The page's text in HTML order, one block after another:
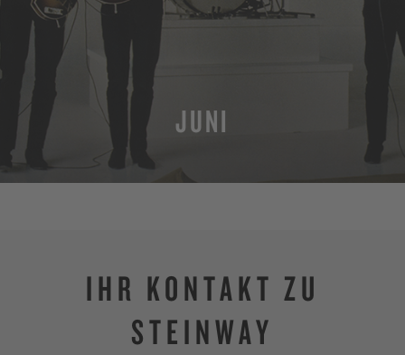
JUNI
IHR KONTAKT ZU
STEINWAY